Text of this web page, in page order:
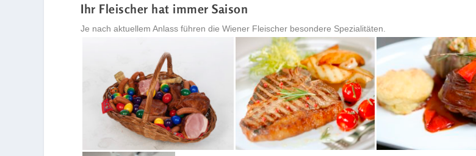
Ihr Fleischer hat immer Saison
Je nach aktuellem Anlass führen die Wiener Fleischer besondere Spezialitäten.